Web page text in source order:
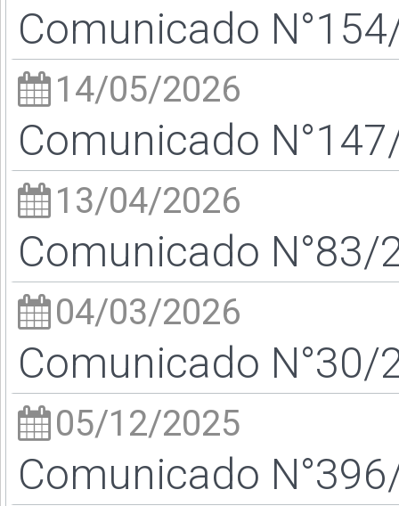
Comunicado
14/05/2026
Comunicado
13/04/2026
Comunicado N°83/
04/03/2026
Comunicado N°30/
05/12/2025
Comunicado